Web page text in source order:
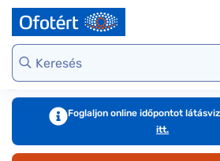
Webshop kínálat
Virtuális
szemüvegpróba
Szemüveg-
kiegészítők
Online vásárlás
Polarizált
napszemüvegek
Virtuális
napszemüvegpróba
Kategória
Gondoskodjunk
szemünkről
Kerettípusok
Márkaismertető
Foglaljon online időpontot
itt.